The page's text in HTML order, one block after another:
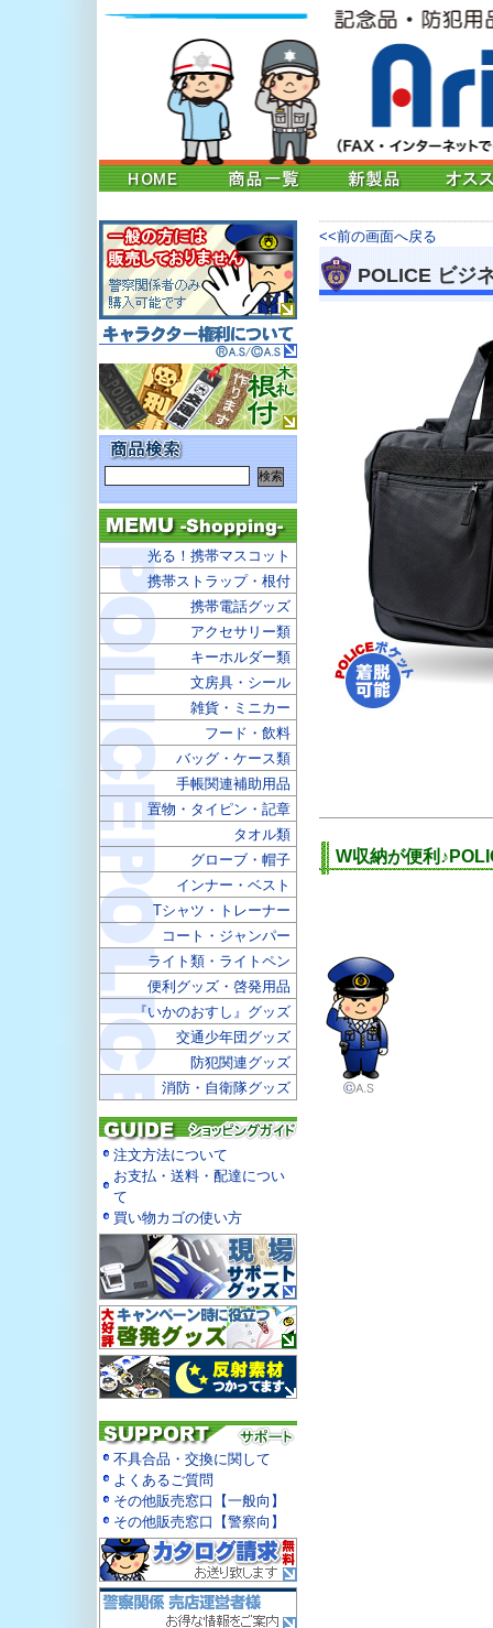
<<前の画面へ戻る
POLICE ビジ
W収納が便利
光る！携帯マスコット
携帯ストラップ・根付
携帯電話グッズ
アクセサリー類
キーホルダー類
文房具・シール
雑貨・ミニカー
フード・飲料
バッグ・ケース類
手帳関連補助用品
置物・タイピン・記章
タオル類
グローブ・帽子
インナー・ベスト
Tシャツ・トレーナー
コート・ジャンパー
ライト類・ライトペン
便利グッズ・啓発用品
『いかのおすし』グッズ
交通少年団グッズ
防犯関連グッズ
消防・自衛隊グッズ
注文方法について
お支払・送料・配達につい
て
買い物カゴの使い方
不具合品・交換に関して
よくあるご質問
その他販売窓口【一般向】
その他販売窓口【警察向】